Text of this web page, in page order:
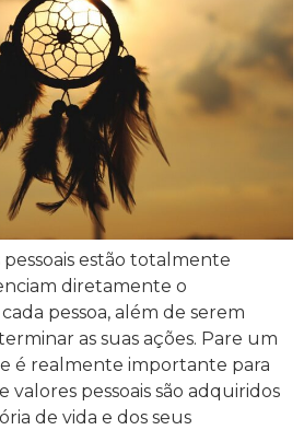
pessoais estão totalmente
diretamente o
pessoa, além de serem
as suas ações. Pare um
é realmente importante para
valores pessoais são adquiridos
de vida e dos seus